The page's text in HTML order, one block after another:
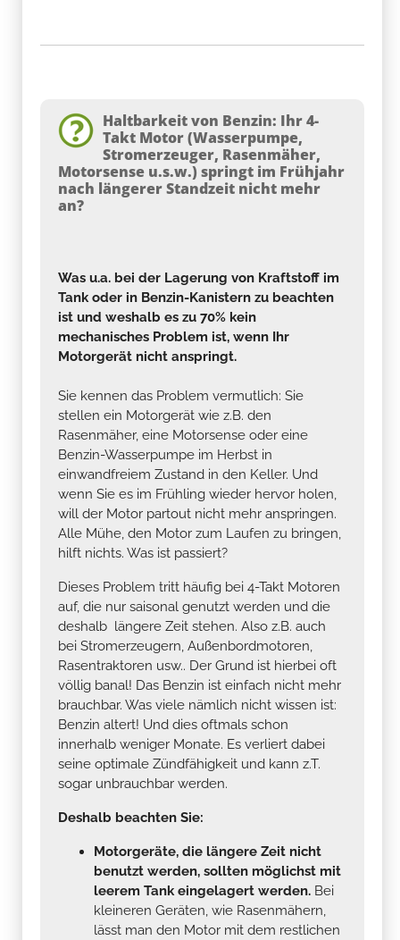
Haltbarkeit von Benzin: Ihr 4-
Takt Motor (Wasserpumpe,
Stromerzeuger, Rasenmäher,
Motorsense u.s.w.) springt im Frühjahr
nach längerer Standzeit nicht mehr
an?
Was u.a. bei der Lagerung von Kraftstoff im
Tank oder in Benzin-Kanistern zu beachten
ist und weshalb es zu 70% kein
mechanisches Problem ist, wenn Ihr
Motorgerät nicht anspringt.
Sie kennen das Problem vermutlich: Sie
stellen ein Motorgerät wie z.B. den
Rasenmäher, eine Motorsense oder eine
Benzin-Wasserpumpe im Herbst in
einwandfreiem Zustand in den Keller. Und
wenn Sie es im Frühling wieder hervor holen,
will der Motor partout nicht mehr anspringen.
Alle Mühe, den Motor zum Laufen zu bringen,
hilft nichts. Was ist passiert?
Dieses Problem tritt häufig bei 4-Takt Motoren
auf, die nur saisonal genutzt werden und die
deshalb längere Zeit stehen. Also z.B. auch
bei Stromerzeugern, Außenbordmotoren,
Rasentraktoren usw.. Der Grund ist hierbei oft
völlig banal! Das Benzin ist einfach nicht mehr
brauchbar. Was viele nämlich nicht wissen ist:
Benzin altert! Und dies oftmals schon
innerhalb weniger Monate. Es verliert dabei
seine optimale Zündfähigkeit und kann z.T.
sogar unbrauchbar werden.
Deshalb beachten Sie:
Motorgeräte, die längere Zeit nicht
benutzt werden, sollten möglichst mit
leerem Tank eingelagert werden. Bei
kleineren Geräten, wie Rasenmähern,
lässt man den Motor mit dem restlichen